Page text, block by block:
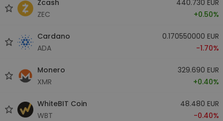
Zcash
ZEC
440.730 EUR
+0.50%
Cardano
ADA
0.170550000 EUR
-1.70%
Monero
XMR
329.690 EUR
+0.40%
WhiteBIT Coin
WBT
48.480 EUR
-0.40%